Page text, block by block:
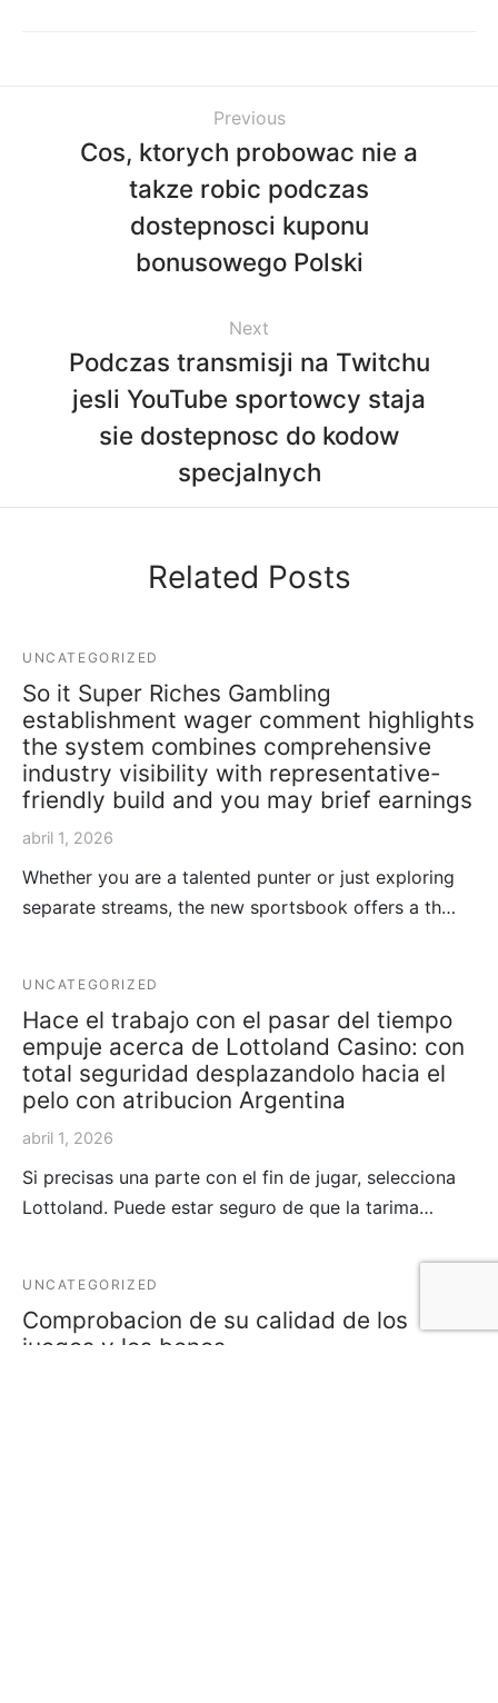
Previous
Cos, ktorych probowac nie a
takze robic podczas
dostepnosci kuponu
bonusowego Polski
Next
Podczas transmisji na Twitchu
jesli YouTube sportowcy staja
sie dostepnosc do kodow
specjalnych
Related Posts
UNCATEGORIZED
So it Super Riches Gambling
establishment wager comment highlights
the system combines comprehensive
industry visibility with representative-
friendly build and you may brief earnings
abril 1, 2026
Whether you are a talented punter or just exploring
separate streams, the new sportsbook offers a th…
UNCATEGORIZED
Hace el trabajo con el pasar del tiempo
empuje acerca de Lottoland Casino: con
total seguridad desplazandolo hacia el
pelo con atribucion Argentina
abril 1, 2026
Si precisas una parte con el fin de jugar, selecciona
Lottoland. Puede estar seguro de que la tarima…
UNCATEGORIZED
Comprobacion de su calidad de los
juegos y los bonos